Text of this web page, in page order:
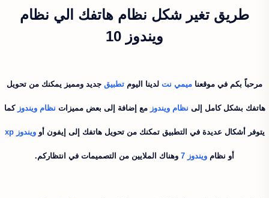
طريق تغير شكل نظام هاتفك الي نظام
ويندوز 10
مرحباً بكم في موقعنا ميمي نت لدينا اليوم تطبيق جديد ومميز يمكنك من تحويل
هاتفك بشكل كامل إلى نظام ويندوز مع إضافة إلى بعض مميزات نظام ويندوز كما
يتوفر أشكال عديدة في التطبيق تمكنك من تحويل هاتفك إلى إيفون أوويندوز xp
أو نظام ويندوز 7 وهناك الملايين من التصميمات في انتظاركم.